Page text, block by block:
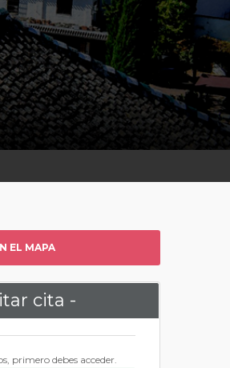
EL MAPA
cita -
primero debes acceder.